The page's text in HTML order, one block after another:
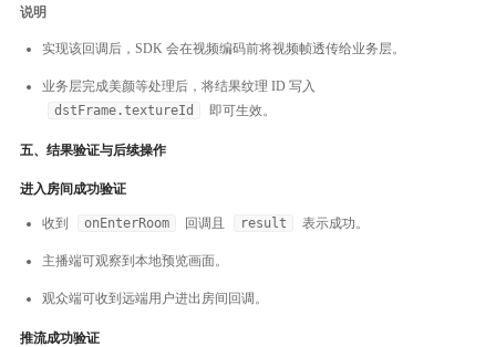
说明
实现该回调后，SDK 会在视频编码前将视频帧透传给业务层。
业务层完成美颜等处理后，将结果纹理 ID 写入
dstFrame.textureId
即可生效。
五、结果验证与后续操作
进入房间成功验证
收到 onEnterRoom 回调且 result 表示成功。
主播端可观察到本地预览画面。
观众端可收到远端用户进出房间回调。
推流成功验证